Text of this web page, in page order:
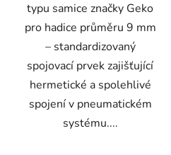
typu samice značky Geko
pro hadice průměru 9 mm
– standardizovaný
spojovací prvek zajišťující
hermetické a spolehlivé
spojení v pneumatickém
systému....